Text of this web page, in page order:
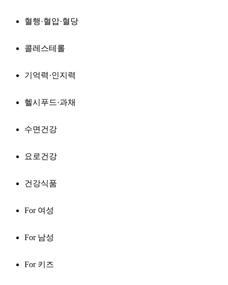
혈행·혈압·혈당
콜레스테롤
기억력·인지력
헬시푸드·과채
수면건강
요로건강
건강식품
For 여성
For 남성
For 키즈